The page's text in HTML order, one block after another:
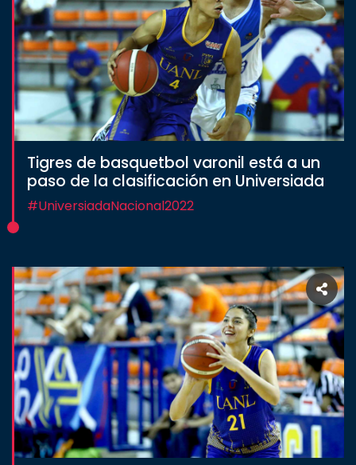
Tigres de basquetbol varonil está a un
paso de la clasificación en Universiada
#UniversiadaNacional2022